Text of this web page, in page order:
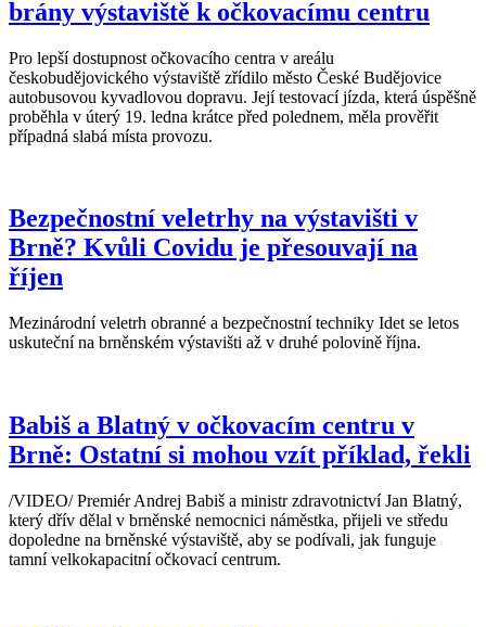
brány výstaviště k očkovacímu centru
Pro lepší dostupnost očkovacího centra v areálu
českobudějovického výstaviště zřídilo město České Budějovice
autobusovou kyvadlovou dopravu. Její testovací jízda, která úspěšně
proběhla v úterý 19. ledna krátce před polednem, měla prověřit
případná slabá místa provozu.
Bezpečnostní veletrhy na výstavišti v
Brně? Kvůli Covidu je přesouvají na
říjen
Mezinárodní veletrh obranné a bezpečnostní techniky Idet se letos
uskuteční na brněnském výstavišti až v druhé polovině října.
Babiš a Blatný v očkovacím centru v
Brně: Ostatní si mohou vzít příklad, řekli
/VIDEO/ Premiér Andrej Babiš a ministr zdravotnictví Jan Blatný,
který dřív dělal v brněnské nemocnici náměstka, přijeli ve středu
dopoledne na brněnské výstaviště, aby se podívali, jak funguje
tamní velkokapacitní očkovací centrum.